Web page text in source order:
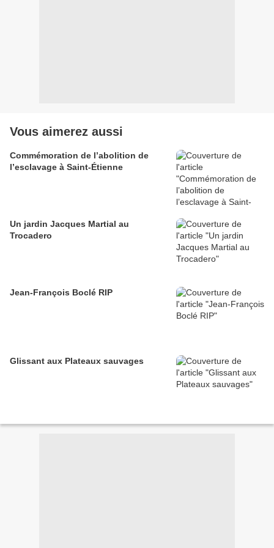
Vous aimerez aussi
Commémoration de l’abolition de
l’esclavage à Saint-Étienne
Un jardin Jacques Martial au
Trocadero
Jean-François Boclé RIP
Glissant aux Plateaux sauvages